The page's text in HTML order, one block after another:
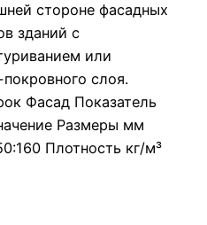
стороне фасадных
зданий с
или
слоя.
Фасад Показатель
Размеры мм
Плотность кг/м³